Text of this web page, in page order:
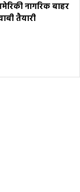
नागरिक बाहर
तैयारी